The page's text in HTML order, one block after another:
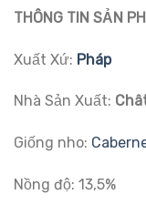
THÔNG TIN SẢN
Xuất Xứ: Pháp
Nhà Sản Xuất:
Giống nho:
Nồng độ: 13,5%